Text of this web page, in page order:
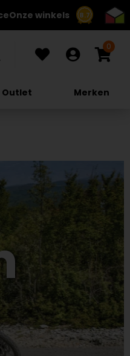
8.7
Onze winkels
0
Outlet Merken